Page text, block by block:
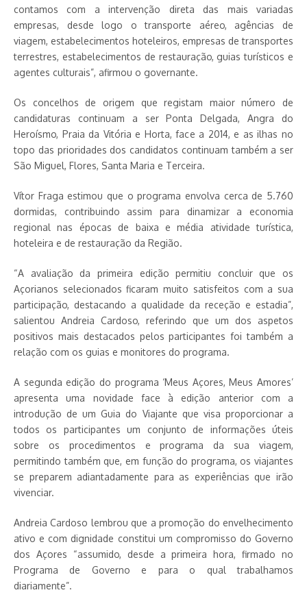
contamos com a intervenção direta das mais variadas
empresas, desde logo o transporte aéreo, agências de
viagem, estabelecimentos hoteleiros, empresas de transportes
terrestres, estabelecimentos de restauração, guias turísticos e
agentes culturais”, afirmou o governante.
Os concelhos de origem que registam maior número de
candidaturas continuam a ser Ponta Delgada, Angra do
Heroísmo, Praia da Vitória e Horta, face a 2014, e as ilhas no
topo das prioridades dos candidatos continuam também a ser
São Miguel, Flores, Santa Maria e Terceira.
Vítor Fraga estimou que o programa envolva cerca de 5.760
dormidas, contribuindo assim para dinamizar a economia
regional nas épocas de baixa e média atividade turística,
hoteleira e de restauração da Região.
“A avaliação da primeira edição permitiu concluir que os
Açorianos selecionados ficaram muito satisfeitos com a sua
participação, destacando a qualidade da receção e estadia”,
salientou Andreia Cardoso, referindo que um dos aspetos
positivos mais destacados pelos participantes foi também a
relação com os guias e monitores do programa.
A segunda edição do programa ‘Meus Açores, Meus Amores’
apresenta uma novidade face à edição anterior com a
introdução de um Guia do Viajante que visa proporcionar a
todos os participantes um conjunto de informações úteis
sobre os procedimentos e programa da sua viagem,
permitindo também que, em função do programa, os viajantes
se preparem adiantadamente para as experiências que irão
vivenciar.
Andreia Cardoso lembrou que a promoção do envelhecimento
ativo e com dignidade constitui um compromisso do Governo
dos Açores “assumido, desde a primeira hora, firmado no
Programa de Governo e para o qual trabalhamos
diariamente”.